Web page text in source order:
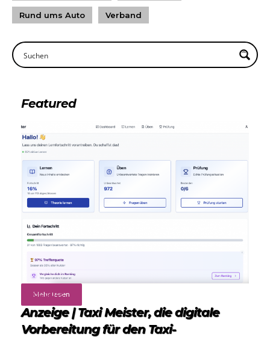
Rund ums Auto Verband
Featured
Mehr lesen
Angebote
Anzeige | Taxi Meister, die digitale
Vorbereitung für den Taxi-